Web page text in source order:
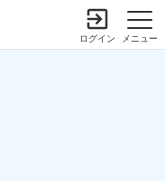
メニュー
ログイン